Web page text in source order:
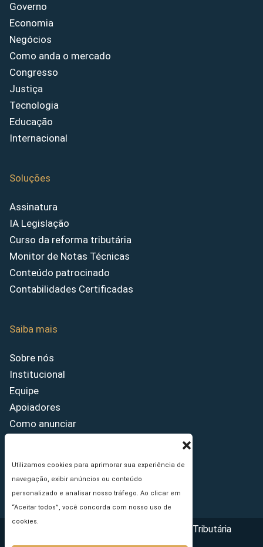
Utilizamos cookies para aprimorar sua experiência de
navegação, exibir anúncios ou conteúdo
personalizado e analisar nosso tráfego. Ao clicar em
“Aceitar todos”, você concorda com nosso uso de
cookies.
Governo
Economia
Negócios
Como anda o mercado
Congresso
Justiça
Tecnologia
Educação
Internacional
Soluções
Assinatura
IA Legislação
Curso da reforma tributária
Monitor de Notas Técnicas
Conteúdo patrocinado
Contabilidades Certificadas
Saiba mais
Sobre nós
Institucional
Equipe
Apoiadores
Como anunciar
Princípios Editoriais
Copyright © 2026 - Portal da Reforma Tributária